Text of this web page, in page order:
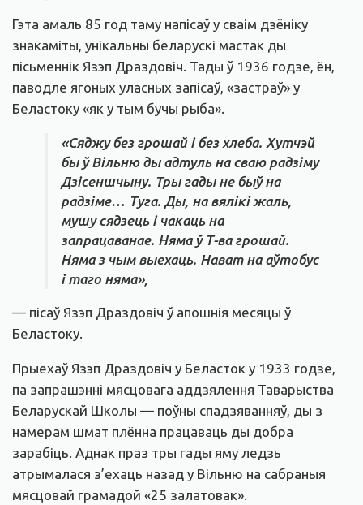
Гэта амаль 85 год таму напісаў у сваім дзёніку
знакаміты, унікальны беларускі мастак ды
пісьменнік Язэп Драздовіч. Тады ў 1936 годзе, ён,
паводле ягоных уласных запісаў, «застраў» у
Беластоку «як у тым бучы рыба».
«Сяджу без грошай і без хлеба. Хутчэй
бы ў Вільню ды адтуль на сваю радзіму
Дзісеншчыну. Тры гады не быў на
радзіме… Туга. Ды, на вялікі жаль,
мушу сядзець і чакаць на
запрацаванае. Няма ў Т-ва грошай.
Няма з чым выехаць. Нават на аўтобус
і таго няма»,
— пісаў Язэп Драздовіч ў апошнія месяцы ў
Беластоку.
Прыехаў Язэп Драздовіч у Беласток у 1933 годзе,
па запрашэнні мясцовага аддзялення Таварыства
Беларускай Школы — поўны спадзяванняў, ды з
намерам шмат плённа працаваць ды добра
зарабіць. Аднак праз тры гады яму ледзь
атрымалася з’ехаць назад у Вільню на сабраныя
мясцовай грамадой «25 залатовак».